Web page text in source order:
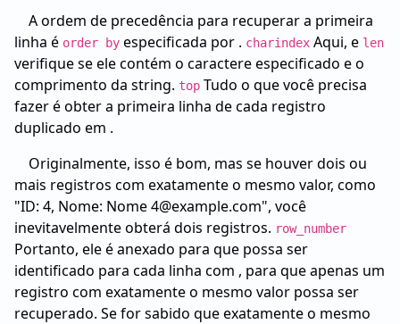
A ordem de precedência para recuperar a primeira
linha é order by especificada por . charindex Aqui, e len
verifique se ele contém o caractere especificado e o
comprimento da string. top Tudo o que você precisa
fazer é obter a primeira linha de cada registro
duplicado em .
Originalmente, isso é bom, mas se houver dois ou
mais registros com exatamente o mesmo valor, como
"ID: 4, Nome: Nome 4@example.com", você
inevitavelmente obterá dois registros. row_number
Portanto, ele é anexado para que possa ser
identificado para cada linha com , para que apenas um
registro com exatamente o mesmo valor possa ser
recuperado. Se for sabido que exatamente o mesmo